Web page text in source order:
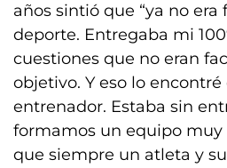
años sintió que “ya no era
deporte. Entregaba mi
cuestiones que no eran
objetivo. Y eso lo
entrenador. Estaba sin
formamos un equipo muy
que siempre un atleta y